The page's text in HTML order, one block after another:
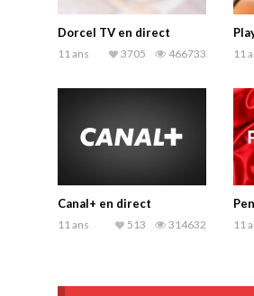
Dorcel TV en direct
11 ans 466733
3705 11
Canal+ en direct
11 ans 314632
513 11